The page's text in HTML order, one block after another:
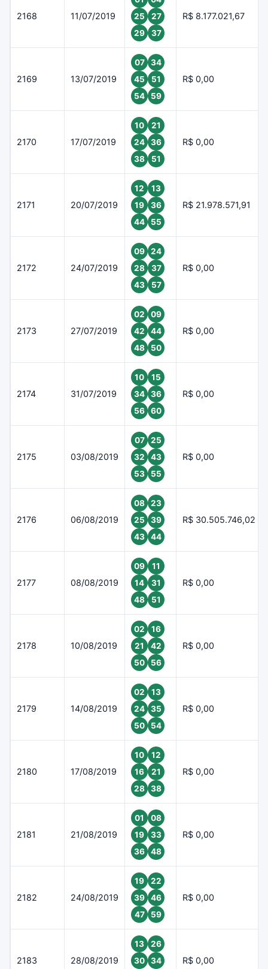
2168 11/07/2019
25
27
29
37
R$ 8.177.021,67
2169 13/07/2019
07
34
45
51
54
59
R$ 0,00
2170 17/07/2019
10
21
24
36
38
51
R$ 0,00
2171 20/07/2019
12
13
19
36
44
55
R$ 21.978.571,91
2172 24/07/2019
09
24
28
37
43
57
R$ 0,00
2173 27/07/2019
02
09
42
44
48
50
R$ 0,00
2174 31/07/2019
10
15
34
36
56
60
R$ 0,00
2175 03/08/2019
07
25
32
43
53
55
R$ 0,00
2176 06/08/2019
08
23
25
39
43
44
R$ 30.505.746,02
2177 08/08/2019
09
11
14
31
48
51
R$ 0,00
2178 10/08/2019
02
16
21
42
50
56
R$ 0,00
2179 14/08/2019
02
13
24
35
50
54
R$ 0,00
2180 17/08/2019
10
12
16
21
28
38
R$ 0,00
2181 21/08/2019
01
08
19
33
36
48
R$ 0,00
2182 24/08/2019
19
22
39
46
47
59
R$ 0,00
2183 28/08/2019
13
26
30
34
R$ 0,00